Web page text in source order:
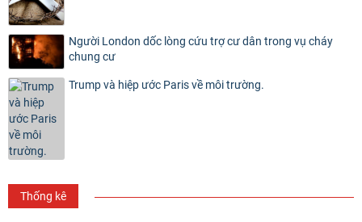
Người London dốc lòng cứu trợ cư dân trong vụ cháy
chung cư
Trump và hiệp ước Paris về môi trường.
Thống kê